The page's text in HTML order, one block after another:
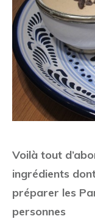
Voilà tout
ingrédients
préparer les
personnes